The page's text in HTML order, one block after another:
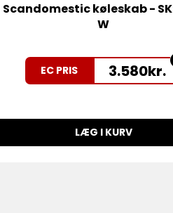
Scandomestic køleskab -
W
EC PRIS 3.580kr.
LÆG I KURV